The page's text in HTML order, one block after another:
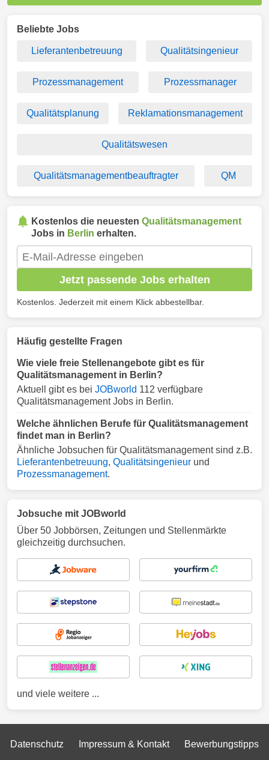
Beliebte Jobs
Lieferantenbetreuung Qualitätsingenieur
Prozessmanagement Prozessmanager
Qualitätsplanung Reklamationsmanagement
Qualitätswesen
Qualitätsmanagementbeauftragter QM
Kostenlos die neuesten Qualitätsmanagement
Jobs in Berlin erhalten.
Jetzt passende Jobs erhalten
Kostenlos. Jederzeit mit einem Klick abbestellbar.
Häufig gestellte Fragen
Wie viele freie Stellenangebote gibt es für
Qualitätsmanagement in Berlin?
Aktuell gibt es bei JOBworld 112 verfügbare
Qualitätsmanagement Jobs in Berlin.
Welche ähnlichen Berufe für Qualitätsmanagement
findet man in Berlin?
Ähnliche Jobsuchen für Qualitätsmanagement sind z.B.
Lieferantenbetreuung, Qualitätsingenieur und
Prozessmanagement.
Jobsuche mit JOBworld
Über 50 Jobbörsen, Zeitungen und Stellenmärkte
gleichzeitig durchsuchen.
und viele weitere ...
Datenschutz Impressum & Kontakt Bewerbungstipps